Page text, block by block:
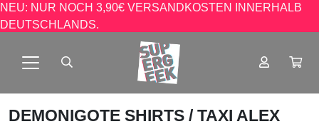
NEU: NUR NOCH 3,90€ VERSANDKOSTEN INNERHALB
DEUTSCHLANDS.
DEMONIGOTE SHIRTS / TAXI ALEX